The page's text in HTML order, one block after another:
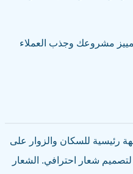
مشروعك وجذب العملاء
رئيسية للسكان والزوار على
شعار احترافي. الشعار